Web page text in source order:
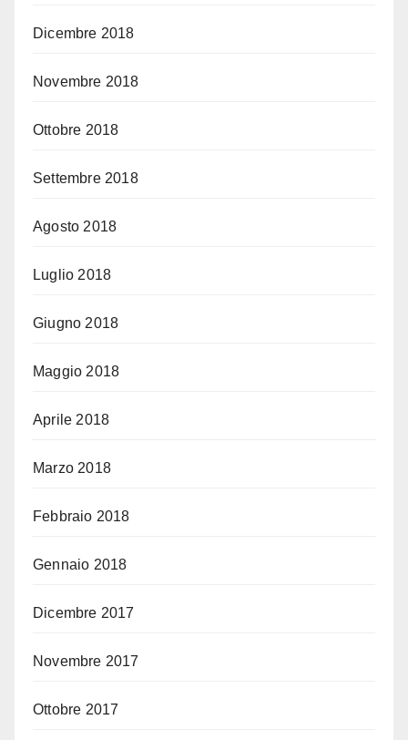
Dicembre 2018
Novembre 2018
Ottobre 2018
Settembre 2018
Agosto 2018
Luglio 2018
Giugno 2018
Maggio 2018
Aprile 2018
Marzo 2018
Febbraio 2018
Gennaio 2018
Dicembre 2017
Novembre 2017
Ottobre 2017